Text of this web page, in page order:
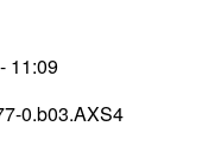
11:09
0.b03.AXS4